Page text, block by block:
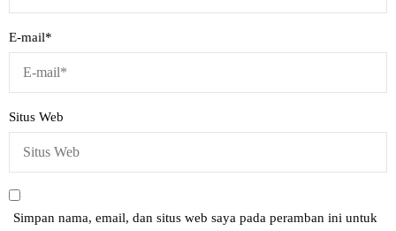
E-mail*
Situs Web
Simpan nama, email, dan situs web saya pada peramban ini untuk